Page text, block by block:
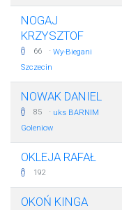
NOGAJ
KRZYSZTOF
66 · Wy-Biegani
Szczecin
NOWAK DANIEL
85 · uks BARNIM
Goleniow
OKLEJA RAFAŁ
192
OKOŃ KINGA